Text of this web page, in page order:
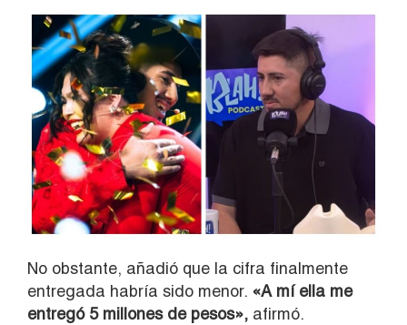
No obstante, añadió que la cifra finalmente
entregada habría sido menor. «A mí ella me
entregó 5 millones de pesos», afirmó.